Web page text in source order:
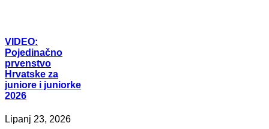
VIDEO:
Pojedinačno
prvenstvo
Hrvatske za
juniore i juniorke
2026
Lipanj 23, 2026